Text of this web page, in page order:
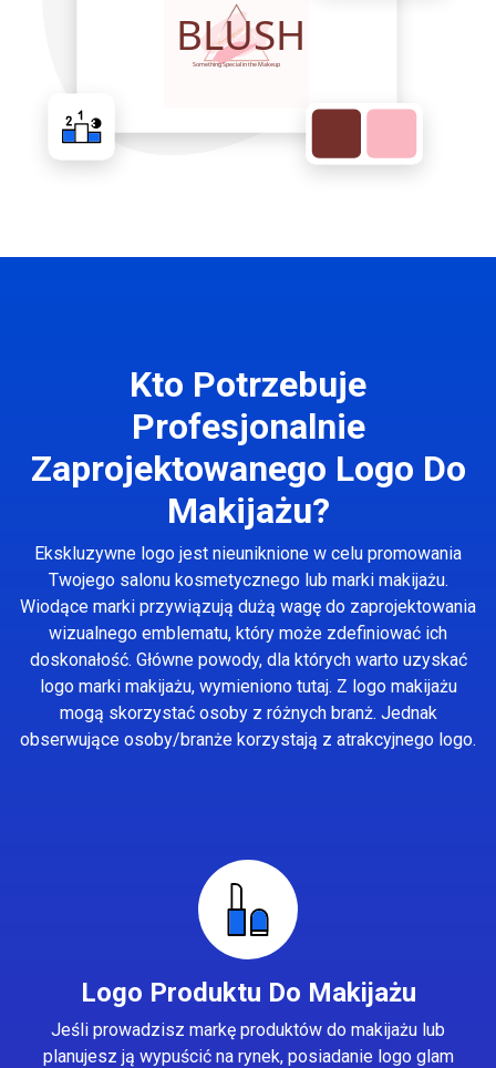
Kto Potrzebuje
Profesjonalnie
Zaprojektowanego Logo Do
Makijażu?
Ekskluzywne logo jest nieuniknione w celu promowania
Twojego salonu kosmetycznego lub marki makijażu.
Wiodące marki przywiązują dużą wagę do zaprojektowania
wizualnego emblematu, który może zdefiniować ich
doskonałość. Główne powody, dla których warto uzyskać
logo marki makijażu, wymieniono tutaj. Z logo makijażu
mogą skorzystać osoby z różnych branż. Jednak
obserwujące osoby/branże korzystają z atrakcyjnego logo.
Logo Produktu Do Makijażu
Jeśli prowadzisz markę produktów do makijażu lub
planujesz ją wypuścić na rynek, posiadanie logo glam